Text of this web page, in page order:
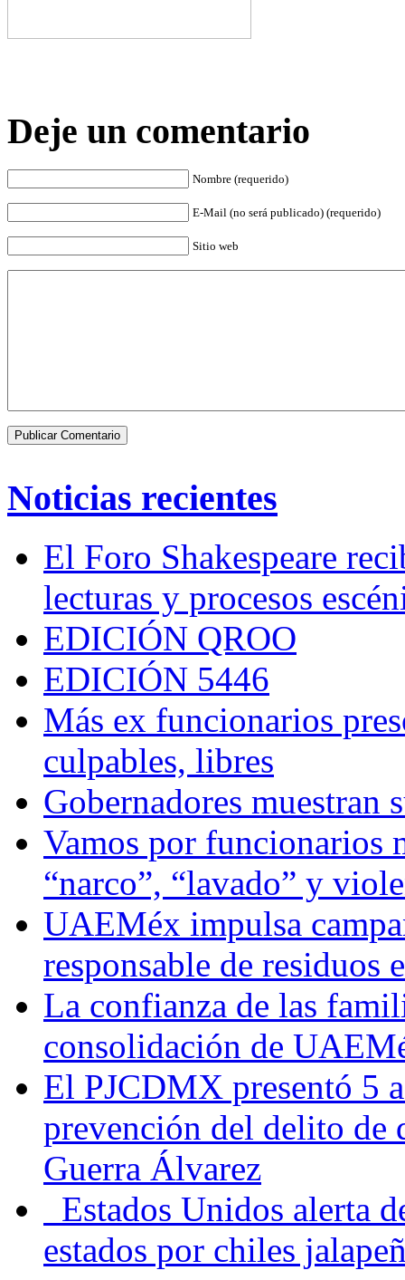
Deje un comentario
Nombre (requerido)
E-Mail (no será publicado) (requerido)
Sitio web
Noticias recientes
El Foro Shakespeare
lecturas y procesos
EDICIÓN QROO
EDICIÓN 5446
Más ex funcionarios
culpables, libres
Gobernadores muestran
Vamos por funcionarios
“narco”, “lavado” y
UAEMéx impulsa
responsable de residuos
La confianza de las
consolidación de
El PJCDMX presentó 5
prevención del delito de
Guerra Álvarez
Estados Unidos alerta
estados por chiles